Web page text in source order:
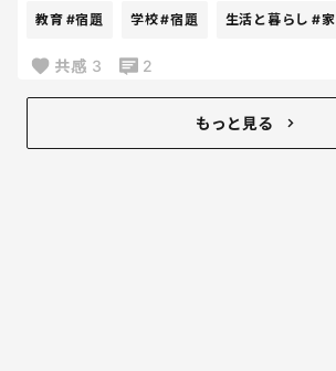
2日後に
毎日荷物開けないパターンね！？笑
戻ってきたことが何よりだから
我が家ってましたようーーーー。笑
教育 #宿題 学校#宿題 生活と暮らし #家
共感 3 2
もっと見る